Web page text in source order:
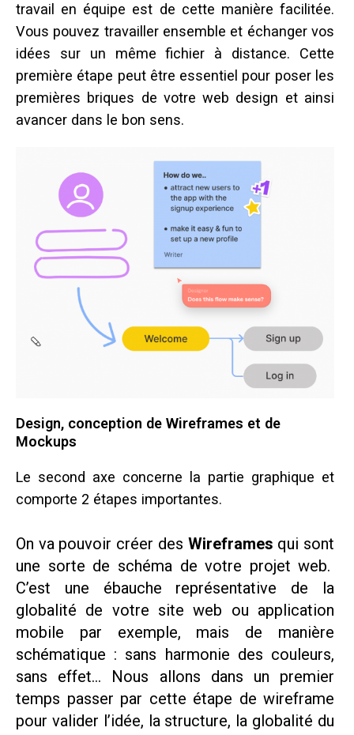
travail en équipe est de cette manière facilitée.
Vous pouvez travailler ensemble et échanger vos
idées sur un même fichier à distance. Cette
première étape peut être essentiel pour poser les
premières briques de votre web design et ainsi
avancer dans le bon sens.
Design, conception de Wireframes et de
Mockups
Le second axe concerne la partie graphique et
comporte 2 étapes importantes.
On va pouvoir créer des Wireframes qui sont
une sorte de schéma de votre projet web.
C’est une ébauche représentative de la
globalité de votre site web ou application
mobile par exemple, mais de manière
schématique : sans harmonie des couleurs,
sans effet…
Nous allons dans un premier
temps passer par cette étape de wireframe
pour valider l’idée, la structure, la globalité du